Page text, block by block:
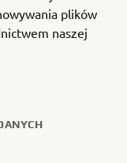
plików
naszej